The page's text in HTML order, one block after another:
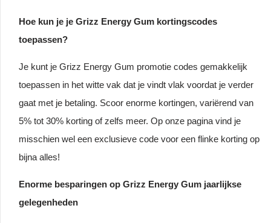
Hoe kun je je Grizz Energy Gum kortingscodes
toepassen?
Je kunt je Grizz Energy Gum promotie codes gemakkelijk
toepassen in het witte vak dat je vindt vlak voordat je verder
gaat met je betaling. Scoor enorme kortingen, variërend van
5% tot 30% korting of zelfs meer. Op onze pagina vind je
misschien wel een exclusieve code voor een flinke korting op
bijna alles!
Enorme besparingen op Grizz Energy Gum jaarlijkse
gelegenheden